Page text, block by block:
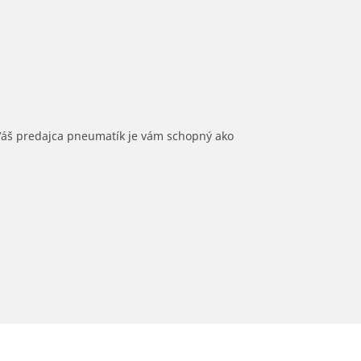
predajca pneumatík je vám schopný ako